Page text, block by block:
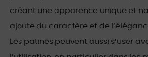
créant une apparence unique et
ajoute du caractère et de
Les patines peuvent aussi s’user